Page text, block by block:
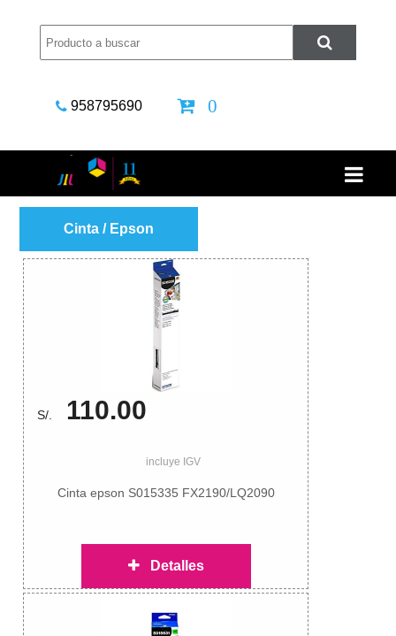
958795690 0
Cinta / Epson
S/. 110.00
incluye IGV
Cinta epson S015335 FX2190/LQ2090
Detalles